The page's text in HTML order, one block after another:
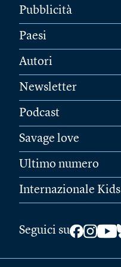
Pubblicità
Paesi
Autori
Newsletter
Podcast
Savage love
Ultimo numero
Internazionale Kids
Seguici su